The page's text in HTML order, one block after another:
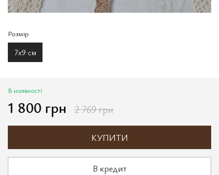
Розмір
7х9 см
В наявності
1 800 грн 2 769 грн
КУПИТИ
В кредит